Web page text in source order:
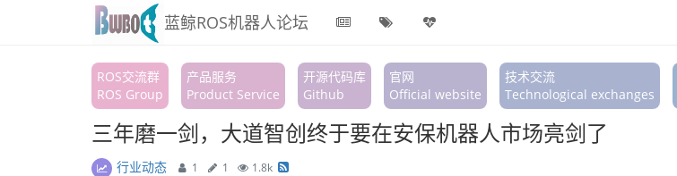
蓝鲸ROS机器人论坛
ROS交流群
ROS Group
产品服务
Product Service
开源代码库
Github
官网
Official website
技术交流
Technological exchanges
三年磨一剑，大道智创终于要在安保机器人市场亮剑了
行业动态 1 1 1.8k